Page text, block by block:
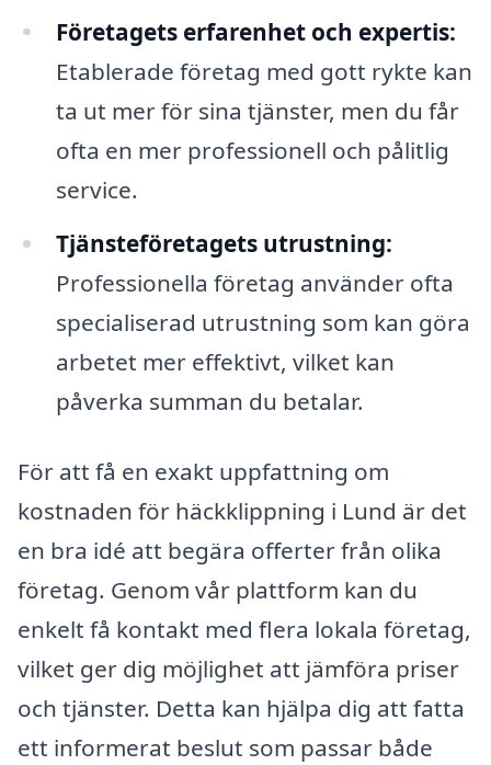
Företagets erfarenhet och expertis:
Etablerade företag med gott rykte kan
ta ut mer för sina tjänster, men du får
ofta en mer professionell och pålitlig
service.
Tjänsteföretagets utrustning:
Professionella företag använder ofta
specialiserad utrustning som kan göra
arbetet mer effektivt, vilket kan
påverka summan du betalar.
För att få en exakt uppfattning om
kostnaden för häckklippning i Lund är det
en bra idé att begära offerter från olika
företag. Genom vår plattform kan du
enkelt få kontakt med flera lokala företag,
vilket ger dig möjlighet att jämföra priser
och tjänster. Detta kan hjälpa dig att fatta
ett informerat beslut som passar både